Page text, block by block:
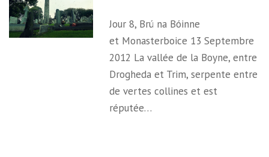
Jour 8, Brú na Bóinne
et Monasterboice 13 Septembre
2012 La vallée de la Boyne, entre
Drogheda et Trim, serpente entre
de vertes collines et est
réputée…